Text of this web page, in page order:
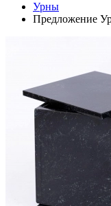
Урны
Предложение